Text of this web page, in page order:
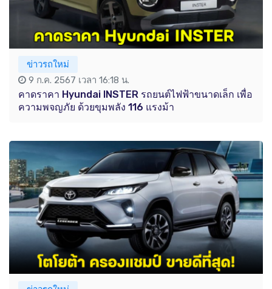
ข่าวรถใหม่
9 ก.ค. 2567 เวลา 16:18 น.
คาดราคา Hyundai INSTER รถยนต์ไฟฟ้าขนาดเล็ก เพื่อ
ความพจญภัย ด้วยขุมพลัง 116 แรงม้า